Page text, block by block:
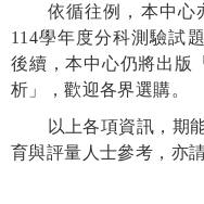
依循往例，本中心
114學年度分科測驗試
後續，本中心仍將出版「
析」，歡迎各界選購。
以上各項資訊，期
育與評量人士參考，亦